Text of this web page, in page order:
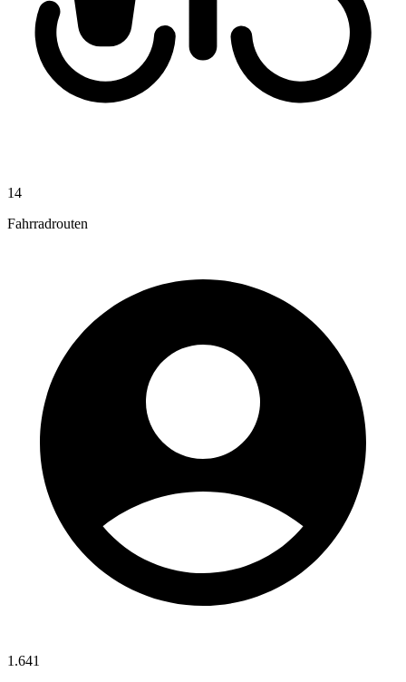
14
Fahrradrouten
1.641